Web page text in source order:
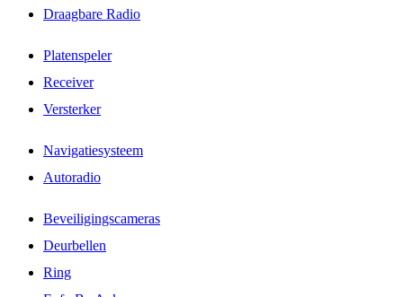
Draagbare Radio
Platenspeler
Receiver
Versterker
Navigatiesysteem
Autoradio
Beveiligingscameras
Deurbellen
Ring